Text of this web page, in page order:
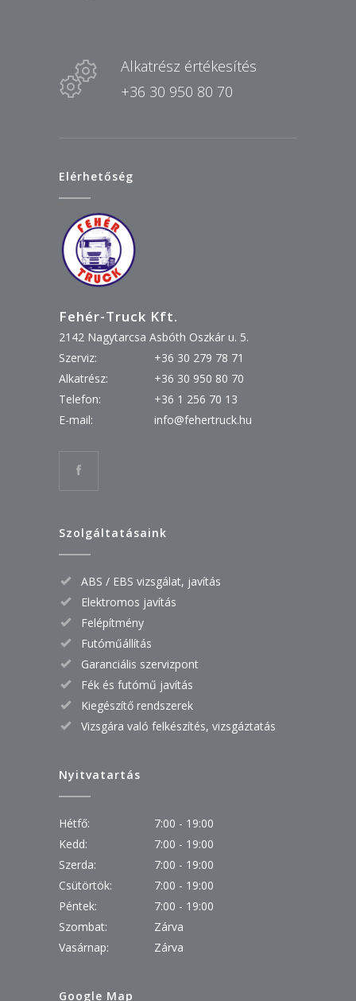
Alkatrész értékesítés
+36 30 950 80 70
Elérhetőség
Fehér-Truck Kft.
2142 Nagytarcsa Asbóth Oszkár u. 5.
Szerviz:
+36 30 279 78 71
Alkatrész:
+36 30 950 80 70
Telefon:
+36 1 256 70 13
E-mail:
info@fehertruck.hu
Szolgáltatásaink
ABS / EBS vizsgálat, javítás
Elektromos javítás
Felépítmény
Futóműállítás
Garanciális szervizpont
Fék és futómű javítás
Kiegészítő rendszerek
Vizsgára való felkészítés, vizsgáztatás
Nyitvatartás
Hétfő:
7:00 - 19:00
Kedd:
7:00 - 19:00
Szerda:
7:00 - 19:00
Csütörtök:
7:00 - 19:00
Péntek:
7:00 - 19:00
Szombat:
Zárva
Vasárnap:
Zárva
Google Map